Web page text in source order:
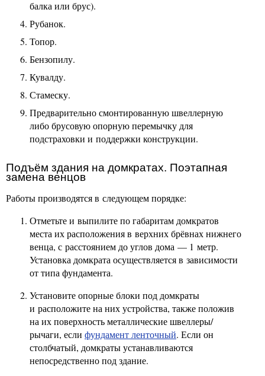
балка или брус).
Рубанок.
Топор.
Бензопилу.
Кувалду.
Стамеску.
Предварительно смонтированную швеллерную
либо брусовую опорную перемычку для
подстраховки и поддержки конструкции.
Подъём здания на домкратах. Поэтапная
замена венцов
Работы производятся в следующем порядке:
Отметьте и выпилите по габаритам домкратов
места их расположения в верхних брёвнах нижнего
венца, с расстоянием до углов дома — 1 метр.
Установка домкрата осуществляется в зависимости
от типа фундамента.
Установите опорные блоки под домкраты
и расположите на них устройства, также положив
на их поверхность металлические швеллеры/
рычаги, если фундамент ленточный. Если он
столбчатый, домкраты устанавливаются
непосредственно под здание.